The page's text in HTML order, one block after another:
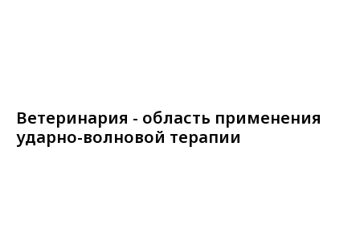
Ветеринария - область применения
ударно-волновой терапии